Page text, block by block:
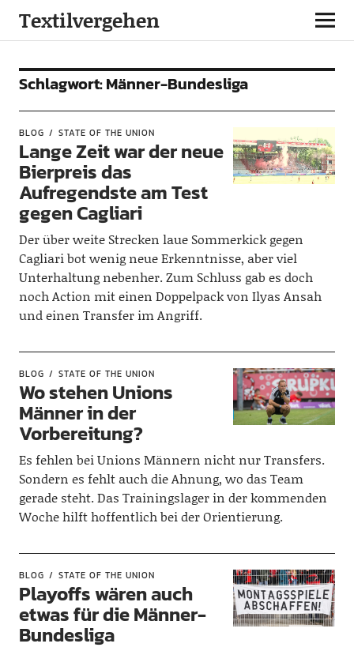
Textilvergehen
Schlagwort:Männer-Bundesliga
BLOG STATE OF THE UNION
Lange Zeit war der neue
Bierpreis das
Aufregendste am Test
gegen Cagliari
Der über weite Strecken laue Sommerkick gegen
Cagliari bot wenig neue Erkenntnisse, aber viel
Unterhaltung nebenher. Zum Schluss gab es doch
noch Action mit einen Doppelpack von Ilyas Ansah
und einen Transfer im Angriff.
BLOG STATE OF THE UNION
Wo stehen Unions
Männer in der
Vorbereitung?
Es fehlen bei Unions Männern nicht nur Transfers.
Sondern es fehlt auch die Ahnung, wo das Team
gerade steht. Das Trainingslager in der kommenden
Woche hilft hoffentlich bei der Orientierung.
BLOG STATE OF THE UNION
Playoffs wären auch
etwas für die Männer-
Bundesliga